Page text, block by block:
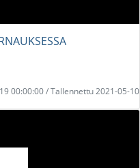
00:00:00 / Tallennettu 2021-05-10